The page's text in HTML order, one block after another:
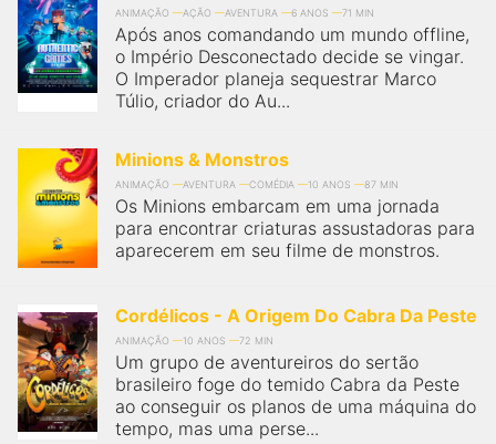
ANIMAÇÃO AÇÃO AVENTURA 6 ANOS 71 MIN
Após anos comandando um mundo offline,
o Império Desconectado decide se vingar.
O Imperador planeja sequestrar Marco
Túlio, criador do Au...
Minions & Monstros
ANIMAÇÃO AVENTURA COMÉDIA 10 ANOS 87 MIN
Os Minions embarcam em uma jornada
para encontrar criaturas assustadoras para
aparecerem em seu filme de monstros.
Cordélicos - A Origem Do Cabra Da Peste
ANIMAÇÃO 10 ANOS 72 MIN
Um grupo de aventureiros do sertão
brasileiro foge do temido Cabra da Peste
ao conseguir os planos de uma máquina do
tempo, mas uma perse...